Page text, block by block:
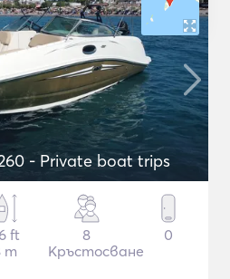
- Private boat trips
ft
m
8
Кръстосване
0